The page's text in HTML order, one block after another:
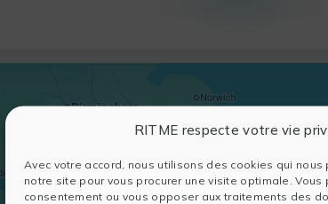
RITME respecte votre vie
Avec votre accord, nous utilisons des cookies qui
notre site pour vous procurer une visite optimale. Vous
consentement ou vous opposer aux traitements des